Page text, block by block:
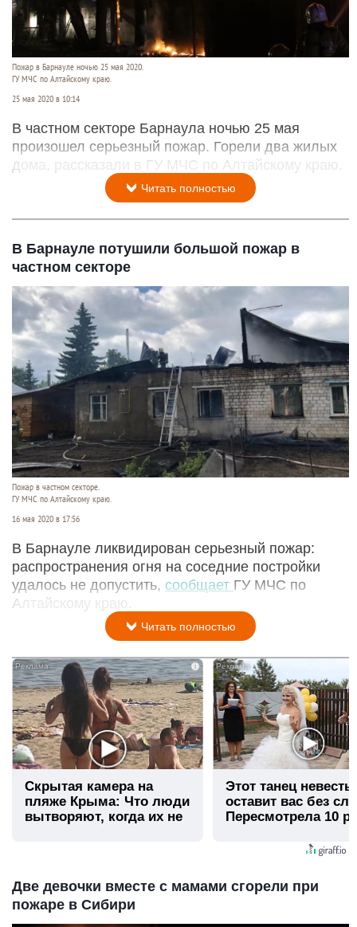
Пожар в Барнауле ночью 25 мая 2020.
ГУ МЧС по Алтайскому краю.
25 мая 2020 в 10:14
В частном секторе Барнаула ночью 25 мая
произошел серьезный пожар. Горели два жилых
дома, рассказали в ГУ МЧС по Алтайскому краю.
Читать полностью
В Барнауле потушили большой пожар в
частном секторе
Пожар в частном секторе.
ГУ МЧС по Алтайскому краю.
16 мая 2020 в 17:56
В Барнауле ликвидирован серьезный пожар:
распространения огня на соседние постройки
удалось не допустить, сообщает ГУ МЧС по
Алтайскому краю.
Читать полностью
i
Скрытая камера на
пляже Крыма: Что люди
вытворяют, когда их не
Этот танец невесты
оставит вас без
Пересмотрела 10
Две девочки вместе с мамами сгорели при
пожаре в Сибири